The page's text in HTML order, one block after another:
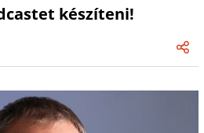
készíteni!